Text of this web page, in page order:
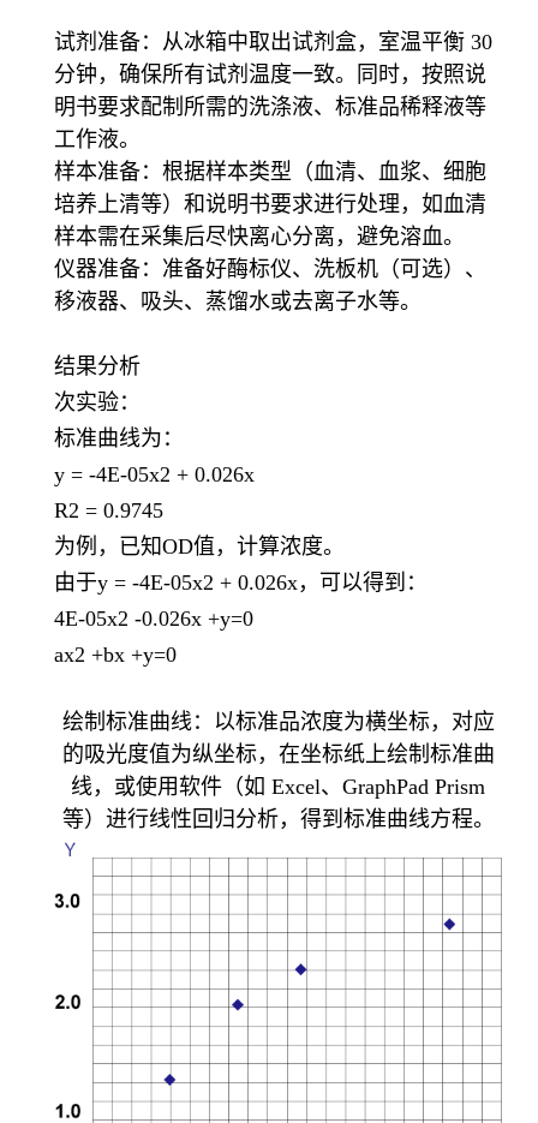
试剂准备：从冰箱中取出试剂盒，室温平衡 30
分钟，确保所有试剂温度一致。同时，按照说
明书要求配制所需的洗涤液、标准品稀释液等
工作液。
样本准备：根据样本类型（血清、血浆、细胞
培养上清等）和说明书要求进行处理，如血清
样本需在采集后尽快离心分离，避免溶血。
仪器准备：准备好酶标仪、洗板机（可选）、
移液器、吸头、蒸馏水或去离子水等。
结果分析
次实验：
标准曲线为：
y = -4E-05x2 + 0.026x
R2 = 0.9745
为例，已知OD值，计算浓度。
由于y = -4E-05x2 + 0.026x，可以得到：
4E-05x2 -0.026x +y=0
ax2 +bx +y=0
绘制标准曲线：以标准品浓度为横坐标，对应
的吸光度值为纵坐标，在坐标纸上绘制标准曲
线，或使用软件（如 Excel、GraphPad Prism
等）进行线性回归分析，得到标准曲线方程。